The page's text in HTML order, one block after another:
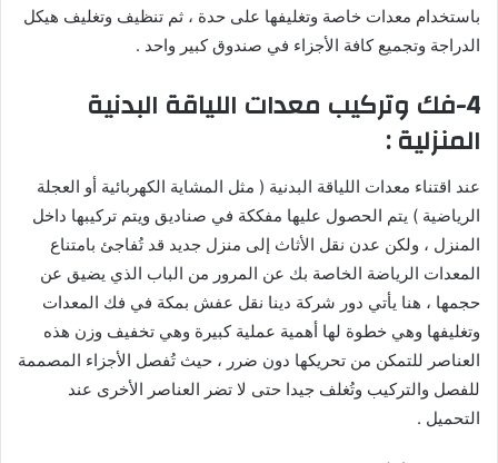
باستخدام معدات خاصة وتغليفها على حدة ، ثم تنظيف وتغليف هيكل
الدراجة وتجميع كافة الأجزاء في صندوق كبير واحد .
4-فك وتركيب معدات اللياقة البدنية
المنزلية :
عند اقتناء معدات اللياقة البدنية ( مثل المشاية الكهربائية أو العجلة
الرياضية ) يتم الحصول عليها مفككة في صناديق ويتم تركيبها داخل
المنزل ، ولكن عدن نقل الأثاث إلى منزل جديد قد تُفاجئ بامتناع
المعدات الرياضة الخاصة بك عن المرور من الباب الذي يضيق عن
حجمها ، هنا يأتي دور شركة دينا نقل عفش بمكة في فك المعدات
وتغليفها وهي خطوة لها أهمية عملية كبيرة وهي تخفيف وزن هذه
العناصر للتمكن من تحريكها دون ضرر ، حيث تُفصل الأجزاء المصممة
للفصل والتركيب وتُغلف جيدا حتى لا تضر العناصر الأخرى عند
التحميل .